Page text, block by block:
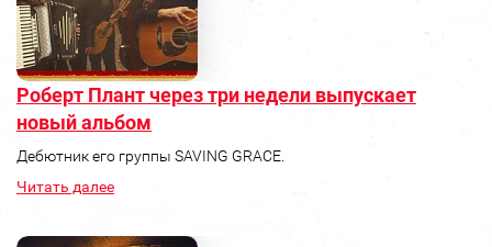
Роберт Плант через три недели выпускает
новый альбом
Дебютник его группы SAVING GRACE.
Читать далее